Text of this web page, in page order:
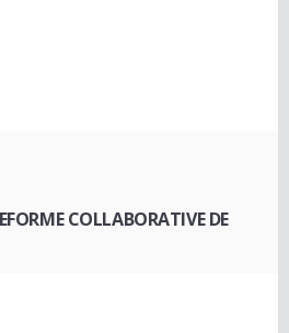
COLLABORATIVE DE